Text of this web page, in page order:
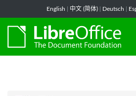
English 中文 (简体) Deutsch